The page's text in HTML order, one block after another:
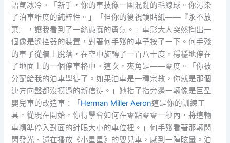
語氣冰冷。「新手，你的車技像一團混亂的毛線球。你污染
了泊車維度的純粹性。」「但你的後視鏡貼紙——『永不放
棄』，讓我看到了一絲愚蠢的勇氣。」車影大人突然掏出一
個像是遙控器的裝置，對著何手殘的車子按了一下。何手殘
的車子從牆上脫落，在空中旋轉了一百八十度，穩穩地停在
了地面上的一個停車格中。這次，夾角是——零度。「你被
分配給我的泊車學徒了。如果泊車是一種宗教，你就是那個
連方向盤都沒摸過的新信徒。」她指了指旁邊一輛像是巨型
嬰兒車的改造車：「 Herman Miller Aeron這是你的訓練工
具，從現在開始，你得學會如何在零點零零一秒內，將這輛
車精準停入對面的針眼大小的車位裡。」何手殘看著那輛閃
閃發光、還在播放《小星星》的嬰兒車，感到一陣眩暈。泊